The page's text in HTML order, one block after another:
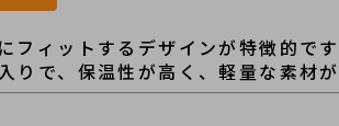
ィットするデザインが特徴的です
で、保温性が高く、軽量な素材が